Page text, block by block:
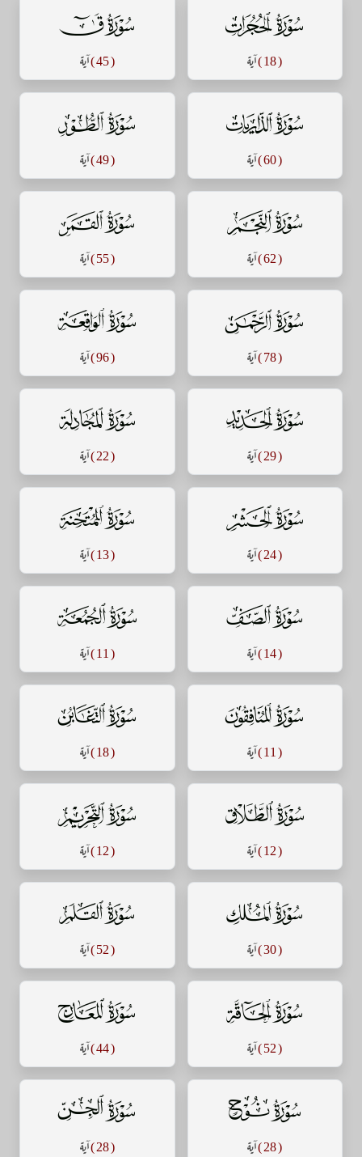
سورة الحجرات
( 18 ) آية
سورة ق
( 45 ) آية
سورة الذاريات
( 60 ) آية
سورة الطور
( 49 ) آية
سورة النجم
( 62 ) آية
سورة القمر
( 55 ) آية
سورة الرحمن
( 78 ) آية
سورة الواقعة
( 96 ) آية
سورة الحديد
( 29 ) آية
سورة المجادلة
( 22 ) آية
سورة الحشر
( 24 ) آية
سورة الممتحنة
( 13 ) آية
سورة الصف
( 14 ) آية
سورة الجمعة
( 11 ) آية
سورة المنافقون
( 11 ) آية
سورة التغابن
( 18 ) آية
سورة الطلاق
( 12 ) آية
سورة التحريم
( 12 ) آية
سورة الملك
( 30 ) آية
سورة القلم
( 52 ) آية
سورة الحاقة
( 52 ) آية
سورة المعارج
( 44 ) آية
سورة نوح
( 28 ) آية
سورة الجن
( 28 ) آية